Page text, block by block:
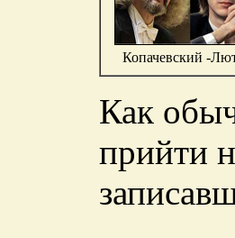
Копачевский -
Как
прийти